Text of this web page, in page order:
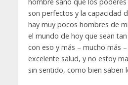
son perfectos y la capacidad
hay muy pocos hombres de
el mundo de hoy que sean
con eso y más – mucho más
excelente salud, y no estoy
sin sentido, como bien saben